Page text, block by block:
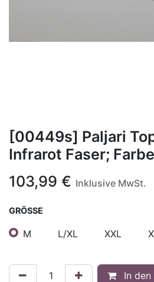
[00449s] Paljari
Infrarot Faser;
103,99 € Inklusive MwSt.
GRÖSSE
M L/XL XXL
In den